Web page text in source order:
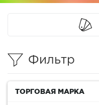
Фильтр
ТОРГОВАЯ МАРКА